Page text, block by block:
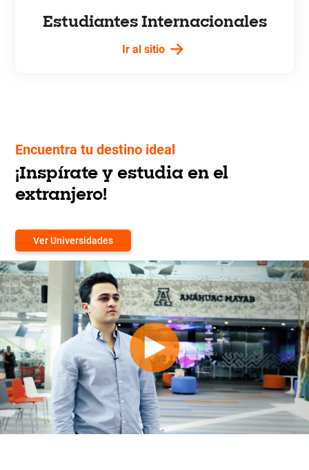
Estudiantes Internacionales
Ir al sitio
Encuentra tu destino ideal
¡Inspírate y estudia en el
extranjero!
Ver Universidades